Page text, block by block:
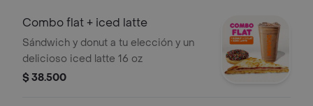
Combo flat + iced latte
Sándwich y donut a tu elección y un
delicioso iced latte 16 oz
$ 38.500